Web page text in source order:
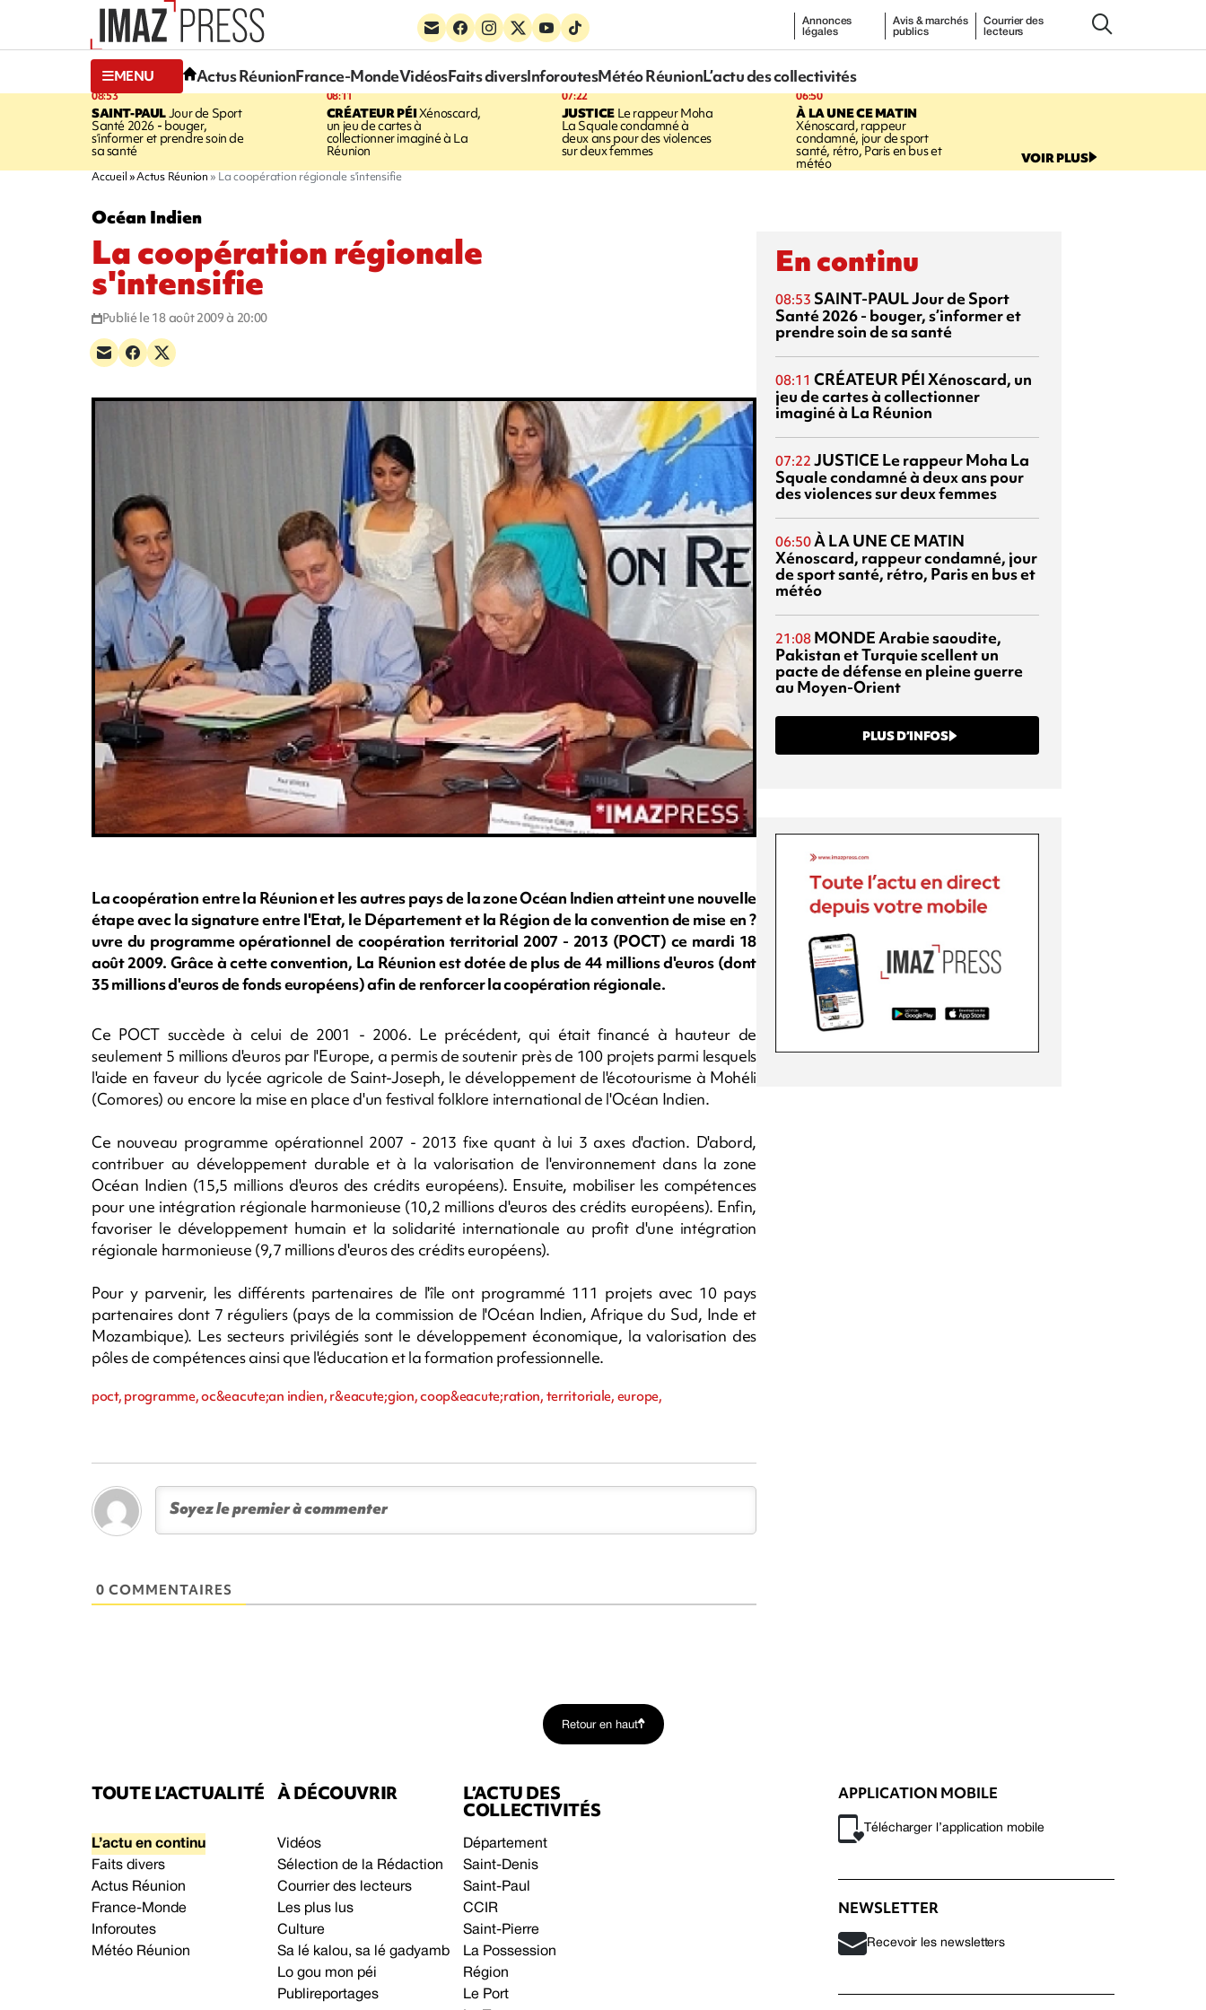
Annonces
légales
Avis & marchés
publics
Courrier des
lecteurs
MENU Actus RéunionFrance-MondeVidéosFaits diversInforoutesMétéo RéunionL’actu des collectivités
08:53
SAINT-PAULJour de Sport
Santé 2026 - bouger,
s’informer et prendre soin de
sa santé
08:11
CRÉATEUR PÉIXénoscard,
un jeu de cartes à
collectionner imaginé à La
Réunion
07:22
JUSTICELe rappeur Moha
La Squale condamné à
deux ans pour des violences
sur deux femmes
06:50
À LA UNE CE MATIN
Xénoscard, rappeur
condamné, jour de sport
santé, rétro, Paris en bus et
météo VOIR PLUS
Accueil Actus Réunion La coopération régionale s'intensifie
Océan Indien
La coopération régionale
s'intensifie
Publié le 18 août 2009 à 20:00
La coopération entre la Réunion et les autres pays de la zone Océan Indien atteint une nouvelle
étape avec la signature entre l'Etat, le Département et la Région de la convention de mise en ?
uvre du programme opérationnel de coopération territorial 2007 - 2013 (POCT) ce mardi 18
août 2009. Grâce à cette convention, La Réunion est dotée de plus de 44 millions d'euros (dont
35 millions d'euros de fonds européens) afin de renforcer la coopération régionale.
Ce POCT succède à celui de 2001 - 2006. Le précédent, qui était financé à hauteur de
seulement 5 millions d'euros par l'Europe, a permis de soutenir près de 100 projets parmi lesquels
l'aide en faveur du lycée agricole de Saint-Joseph, le développement de l'écotourisme à Mohéli
(Comores) ou encore la mise en place d'un festival folklore international de l'Océan Indien.
Ce nouveau programme opérationnel 2007 - 2013 fixe quant à lui 3 axes d'action. D'abord,
contribuer au développement durable et à la valorisation de l'environnement dans la zone
Océan Indien (15,5 millions d'euros des crédits européens). Ensuite, mobiliser les compétences
pour une intégration régionale harmonieuse (10,2 millions d'euros des crédits européens). Enfin,
favoriser le développement humain et la solidarité internationale au profit d'une intégration
régionale harmonieuse (9,7 millions d'euros des crédits européens).
Pour y parvenir, les différents partenaires de l'île ont programmé 111 projets avec 10 pays
partenaires dont 7 réguliers (pays de la commission de l'Océan Indien, Afrique du Sud, Inde et
Mozambique). Les secteurs privilégiés sont le développement économique, la valorisation des
pôles de compétences ainsi que l'éducation et la formation professionnelle.
poct, programme, oc&eacute;an indien, r&eacute;gion, coop&eacute;ration, territoriale, europe,
0 COMMENTAIRES
En continu
08:53 SAINT-PAULJour de Sport
Santé 2026 - bouger, s’informer et
prendre soin de sa santé
08:11 CRÉATEUR PÉIXénoscard, un
jeu de cartes à collectionner
imaginé à La Réunion
07:22 JUSTICE Le rappeur Moha La
Squale condamné à deux ans pour
des violences sur deux femmes
06:50À LA UNE CE MATIN
Xénoscard, rappeur condamné, jour
de sport santé, rétro, Paris en bus et
météo
21:08 MONDEArabie saoudite,
Pakistan et Turquie scellent un
pacte de défense en pleine guerre
au Moyen-Orient
PLUS D’INFOS
Retour en haut
TOUTE L’ACTUALITÉ
L’actu en continu
Faits divers
Actus Réunion
France-Monde
Inforoutes
Météo Réunion
À DÉCOUVRIR
Vidéos
Sélection de la Rédaction
Courrier des lecteurs
Les plus lus
Culture
Sa lé kalou, sa lé gadyamb
Lo gou mon péi
Publireportages
L’ACTU DES
COLLECTIVITÉS
Département
Saint-Denis
Saint-Paul
CCIR
Saint-Pierre
La Possession
Région
Le Port
APPLICATION MOBILE
Télécharger l’application mobile
NEWSLETTER
Recevoir les newsletters